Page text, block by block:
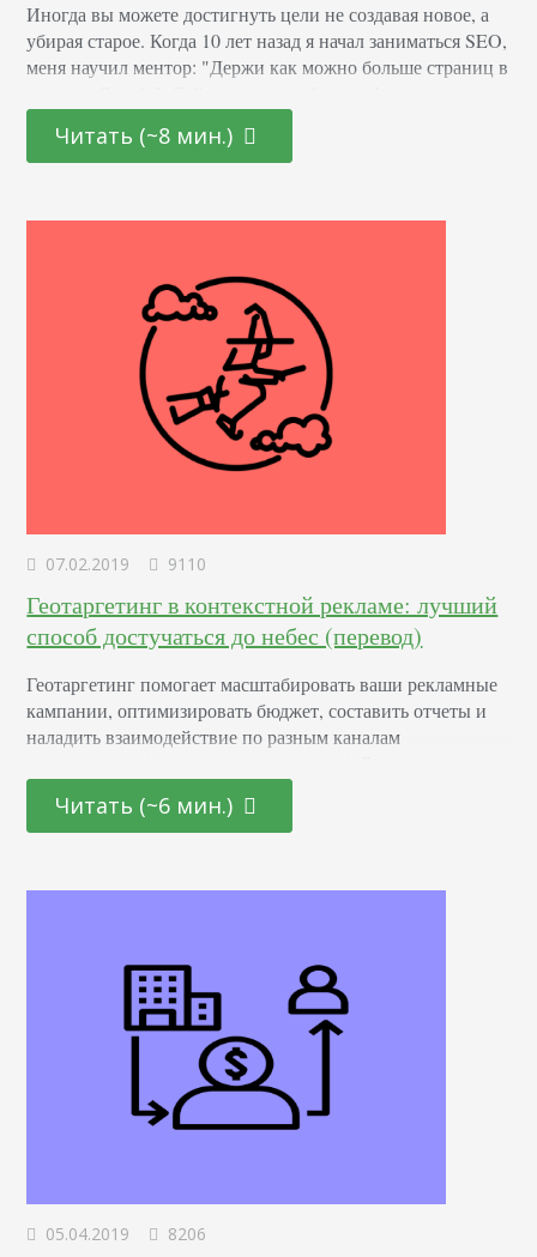
Иногда вы можете достигнуть цели не создавая новое, а
убирая старое. Когда 10 лет назад я начал заниматься SEO,
меня научил ментор: "Держи как можно больше страниц в
Google, включая Панду, научили нас, что играть следует
не на количество, а на качество. Лучший подход к
Читать (~8 мин.)
07.02.2019 9110
Геотаргетинг в контекстной рекламе: лучший
способ достучаться до небес (перевод)
Геотаргетинг помогает масштабировать ваши рекламные
кампании, оптимизировать бюджет, составить отчеты и
наладить взаимодействие по разным каналам
географии, любая ppc-кампания будет неполноценной.
Вне зависимости от бюджета вашей рекламы, целей,
анализа. Он выходит за рамки контекстной рекламы.
Читать (~6 мин.)
05.04.2019 8206